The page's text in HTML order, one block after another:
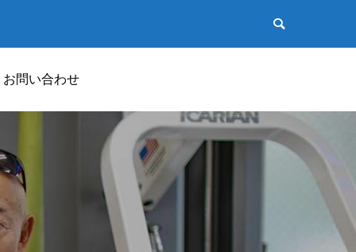
お問い合わせ